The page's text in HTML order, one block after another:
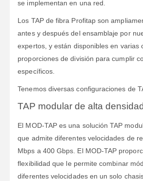
se implementan en una red.
Los TAP de fibra Profitap son
antes y después del ensamblaje por
expertos, y están disponibles en varias
proporciones de división para cumplir
específicos.
Tenemos diversas configuraciones de
TAP modular de alta densidad
El MOD-TAP es una solución TAP
que admite diferentes velocidades de
Mbps a 400 Gbps. El MOD-TAP
flexibilidad que le permite combinar
diferentes velocidades en un solo